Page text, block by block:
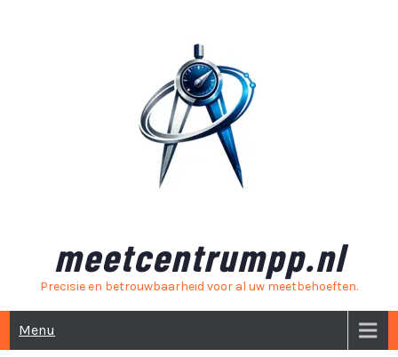
meetcentrumpp.nl
Precisie en betrouwbaarheid voor al uw meetbehoeften.
Menu